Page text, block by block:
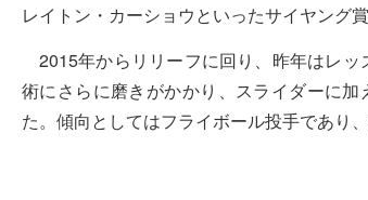
レイトン・カーショウといったサイヤング
2015年からリリーフに回り、昨年はレ
術にさらに磨きがかかり、スライダーに
た。傾向としてはフライボール投手であり